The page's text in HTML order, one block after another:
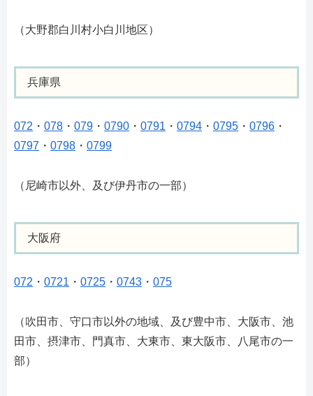
（大野郡白川村小白川地区）
兵庫県
072 ・ 078 ・ 079 ・ 0790 ・ 0791 ・ 0794 ・ 0795 ・ 0796 ・
0797 ・ 0798 ・ 0799
（尼崎市以外、及び伊丹市の一部）
大阪府
072 ・ 0721 ・ 0725 ・ 0743 ・ 075
（吹田市、守口市以外の地域、及び豊中市、大阪市、池
田市、摂津市、門真市、大東市、東大阪市、八尾市の一
部）